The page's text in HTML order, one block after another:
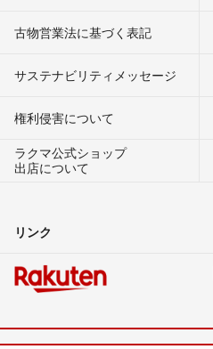
古物営業法に基づく表記
サステナビリティメッセージ
権利侵害について
ラクマ公式ショップ
出店について
リンク